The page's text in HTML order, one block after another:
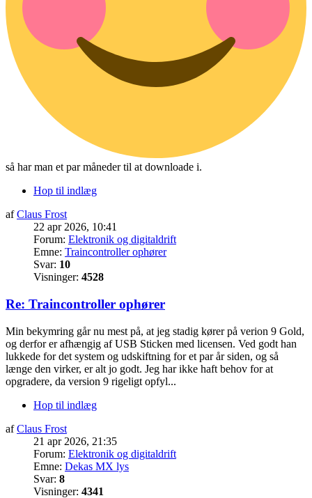
så har man et par måneder til at downloade i.
Hop til indlæg
afClaus Frost
22 apr 2026, 10:41
Forum: Elektronik og digitaldrift
Emne: Traincontroller ophører
Svar: 10
Visninger: 4528
Re: Traincontroller ophører
Min bekymring går nu mest på, at jeg stadig kører på verion 9 Gold,
og derfor er afhængig af USB Sticken med licensen. Ved godt han
lukkede for det system og udskiftning for et par år siden, og så
længe den virker, er alt jo godt. Jeg har ikke haft behov for at
opgradere, da version 9 rigeligt opfyl...
Hop til indlæg
afClaus Frost
21 apr 2026, 21:35
Forum: Elektronik og digitaldrift
Emne: Dekas MX lys
Svar: 8
Visninger: 4341